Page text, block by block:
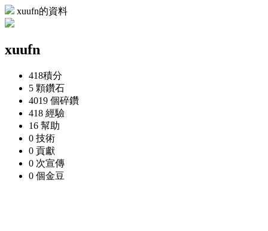
xuufn的資料
xuufn
418積分
5 顆鑽石
4019 個碎鑽
418 經驗
16 幫助
0 技術
0 貢獻
0 次宣傳
0 個金豆